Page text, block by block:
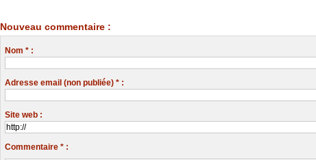
Nouveau commentaire :
Nom * :
Adresse email (non publiée) * :
Site web :
Commentaire * :